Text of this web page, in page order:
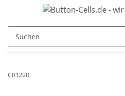
CR1220